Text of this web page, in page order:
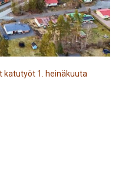
katutyöt 1. heinäkuuta